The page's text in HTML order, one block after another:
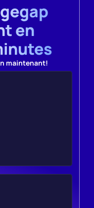
en
maintenant!